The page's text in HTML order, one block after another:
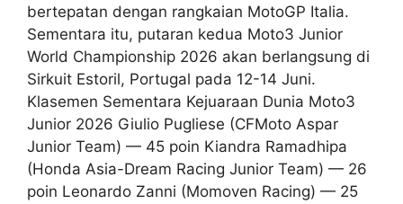
bertepatan dengan rangkaian MotoGP Italia.
Sementara itu, putaran kedua Moto3 Junior
World Championship 2026 akan berlangsung di
Sirkuit Estoril, Portugal pada 12-14 Juni.
Klasemen Sementara Kejuaraan Dunia Moto3
Junior 2026 Giulio Pugliese (CFMoto Aspar
Junior Team) — 45 poin Kiandra Ramadhipa
(Honda Asia-Dream Racing Junior Team) — 26
poin Leonardo Zanni (Momoven Racing) — 25